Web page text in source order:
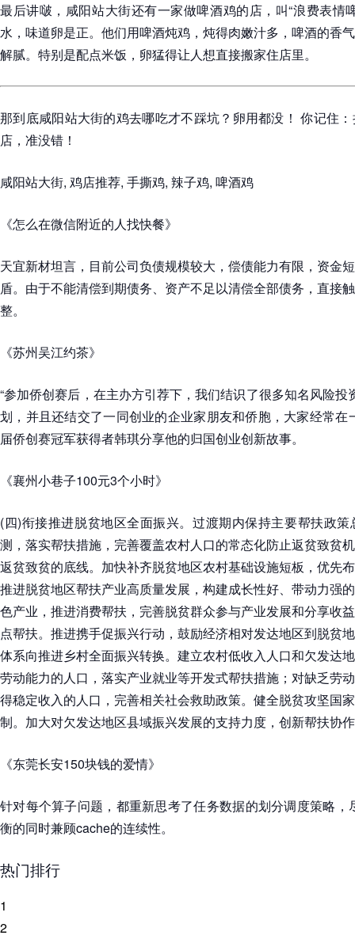
最后讲啵，咸阳站大街还有一家做啤酒鸡的店，叫“浪费表情
水，味道卵是正。他们用啤酒炖鸡，炖得肉嫩汁多，啤酒的香
解腻。特别是配点米饭，卵猛得让人想直接搬家住店里。
那到底咸阳站大街的鸡去哪吃才不踩坑？卵用都没！ 你记住
店，准没错！
咸阳站大街, 鸡店推荐, 手撕鸡, 辣子鸡, 啤酒鸡
《怎么在微信附近的人找快餐》
天宜新材坦言，目前公司负债规模较大，偿债能力有限，资金
盾。由于不能清偿到期债务、资产不足以清偿全部债务，直接
整。
《苏州吴江约茶》
“参加侨创赛后，在主办方引荐下，我们结识了很多知名风险
划，并且还结交了一同创业的企业家朋友和侨胞，大家经常在
届侨创赛冠军获得者韩琪分享他的归国创业创新故事。
《襄州小巷子100元3个小时》
(四)衔接推进脱贫地区全面振兴。过渡期内保持主要帮扶政
测，落实帮扶措施，完善覆盖农村人口的常态化防止返贫致贫
返贫致贫的底线。加快补齐脱贫地区农村基础设施短板，优先
推进脱贫地区帮扶产业高质量发展，构建成长性好、带动力强
色产业，推进消费帮扶，完善脱贫群众参与产业发展和分享收
点帮扶。推进携手促振兴行动，鼓励经济相对发达地区到脱贫
体系向推进乡村全面振兴转换。建立农村低收入人口和欠发达
劳动能力的人口，落实产业就业等开发式帮扶措施；对缺乏劳
得稳定收入的人口，完善相关社会救助政策。健全脱贫攻坚国
制。加大对欠发达地区县域振兴发展的支持力度，创新帮扶协
《东莞长安150块钱的爱情》
针对每个算子问题，都重新思考了任务数据的划分调度策略，
衡的同时兼顾cache的连续性。
热门排行
1
2